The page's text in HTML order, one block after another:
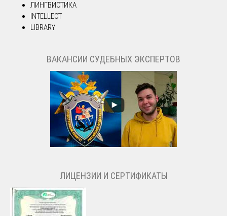
ЛИНГВИСТИКА
INTELLECT
LIBRARY
ВАКАНСИИ СУДЕБНЫХ ЭКСПЕРТОВ
ЛИЦЕНЗИИ И СЕРТИФИКАТЫ